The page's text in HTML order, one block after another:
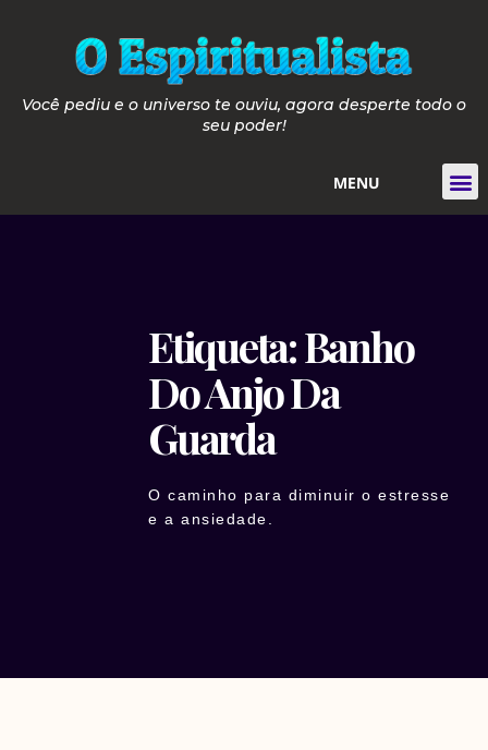
MENU
Você pediu e o universo te ouviu, agora desperte todo o
seu poder!
Etiqueta: Banho
Do Anjo Da
Guarda
O caminho para diminuir o estresse
e a ansiedade.